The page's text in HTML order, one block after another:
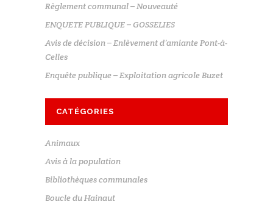
Règlement communal – Nouveauté
ENQUETE PUBLIQUE – GOSSELIES
Avis de décision – Enlèvement d’amiante Pont-à-
Celles
Enquête publique – Exploitation agricole Buzet
CATÉGORIES
Animaux
Avis à la population
Bibliothèques communales
Boucle du Hainaut